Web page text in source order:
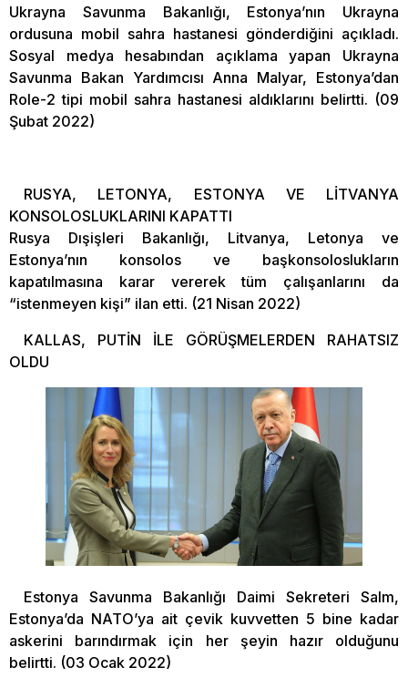
Ukrayna Savunma Bakanlığı, Estonya’nın Ukrayna
ordusuna mobil sahra hastanesi gönderdiğini açıkladı.
Sosyal medya hesabından açıklama yapan Ukrayna
Savunma Bakan Yardımcısı Anna Malyar, Estonya’dan
Role-2 tipi mobil sahra hastanesi aldıklarını belirtti. (09
Şubat 2022)
RUSYA, LETONYA, ESTONYA VE LİTVANYA
KONSOLOSLUKLARINI KAPATTI
Rusya Dışişleri Bakanlığı, Litvanya, Letonya ve
Estonya’nın konsolos ve başkonsoloslukların
kapatılmasına karar vererek tüm çalışanlarını da
“istenmeyen kişi” ilan etti. (21 Nisan 2022)
KALLAS, PUTİN İLE GÖRÜŞMELERDEN RAHATSIZ
OLDU
Estonya Savunma Bakanlığı Daimi Sekreteri Salm,
Estonya’da NATO’ya ait çevik kuvvetten 5 bine kadar
askerini barındırmak için her şeyin hazır olduğunu
belirtti. (03 Ocak 2022)